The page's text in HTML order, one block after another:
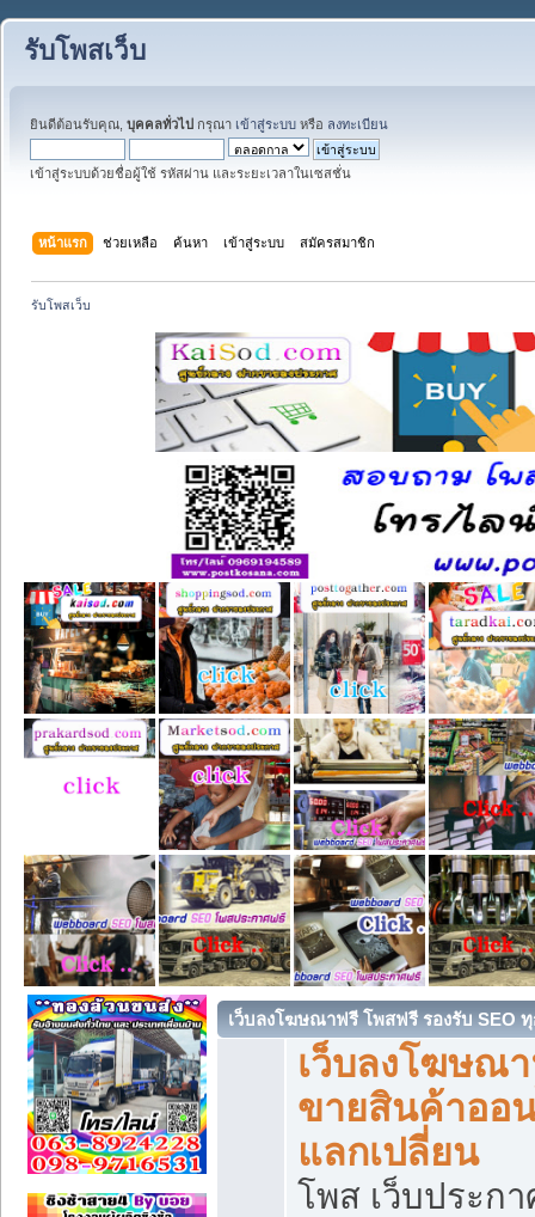
รับโพสเว็บ
ยินดีต้อนรับคุณ, บุคคลทั่วไป กรุณา เข้าสู่ระบบ หรือ ลงทะเบียน
เข้าสู่ระบบด้วยชื่อผู้ใช้ รหัสผ่าน และระยะเวลาในเซสชั่น
หน้าแรก ช่วยเหลือ ค้นหา เข้าสู่ระบบ สมัครสมาชิก
รับโพสเว็บ
เว็บลงโฆษณาฟรี โพสฟรี รองรับ SEO
เว็บลงโฆษณ
ขายสินค้าออ
แลกเปลี่ยน
โพส เว็บประก